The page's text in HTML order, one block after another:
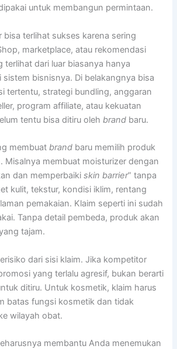
untuk membangun permintaan.
bisa terlihat sukses karena sering
marketplace, atau rekomendasi
terlihat dari luar biasanya hanya
sistem bisnisnya. Di belakangnya bisa
tertentu, strategi bundling, anggaran
program affiliate, atau kekuatan
tentu bisa ditiru olehbrand baru.
membuatbrand baru memilih produk
Misalnya membuat moisturizer dengan
dan memperbaikiskin barrier” tanpa
kulit, tekstur, kondisi iklim, rentang
pemakaian. Klaim seperti ini sudah
Tanpa detail pembeda, produk akan
tajam.
dari sisi klaim. Jika kompetitor
yang terlalu agresif, bukan berarti
ditiru. Untuk kosmetik, klaim harus
batas fungsi kosmetik dan tidak
wilayah obat.
membantu Anda menemukan